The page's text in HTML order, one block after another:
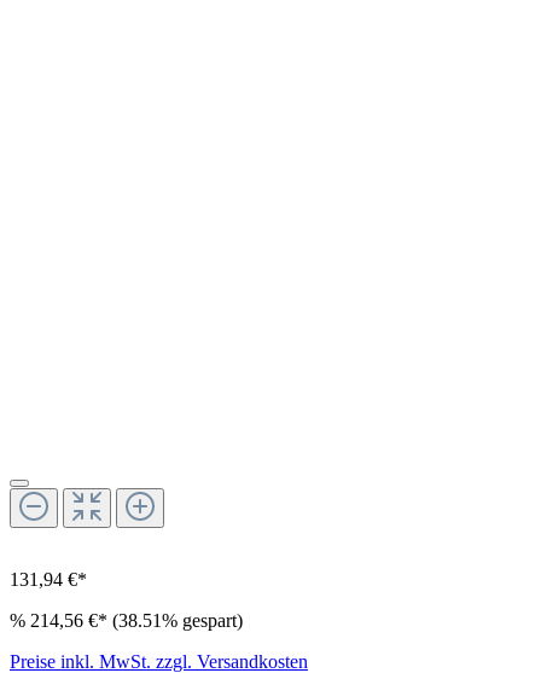
131,94 €*
% 214,56 €* (38.51% gespart)
Preise inkl. MwSt. zzgl. Versandkosten